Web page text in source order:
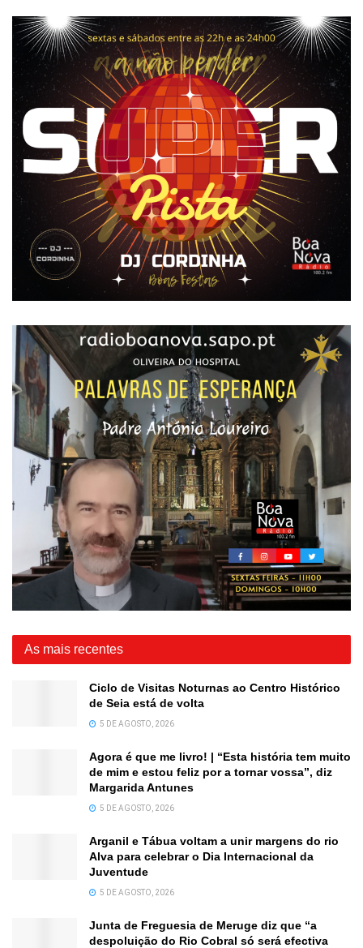
As mais recentes
Ciclo de Visitas Noturnas ao Centro Histórico
de Seia está de volta
5 DE AGOSTO, 2026
Agora é que me livro! | “Esta história tem muito
de mim e estou feliz por a tornar vossa”, diz
Margarida Antunes
5 DE AGOSTO, 2026
Arganil e Tábua voltam a unir margens do rio
Alva para celebrar o Dia Internacional da
Juventude
5 DE AGOSTO, 2026
Junta de Freguesia de Meruge diz que “a
despoluição do Rio Cobral só será efectiva